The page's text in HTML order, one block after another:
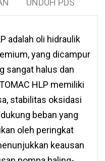
UNDUH PDS
adalah oli hidraulik
yang dicampur
sangat halus dan
HLP memiliki
stabilitas oksidasi
beban yang
oleh peringkat
keausan